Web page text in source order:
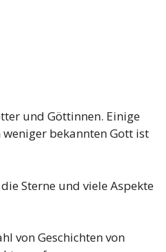
und Göttinnen. Einige
bekannten Gott ist
Sterne und viele Aspekte
von Geschichten von